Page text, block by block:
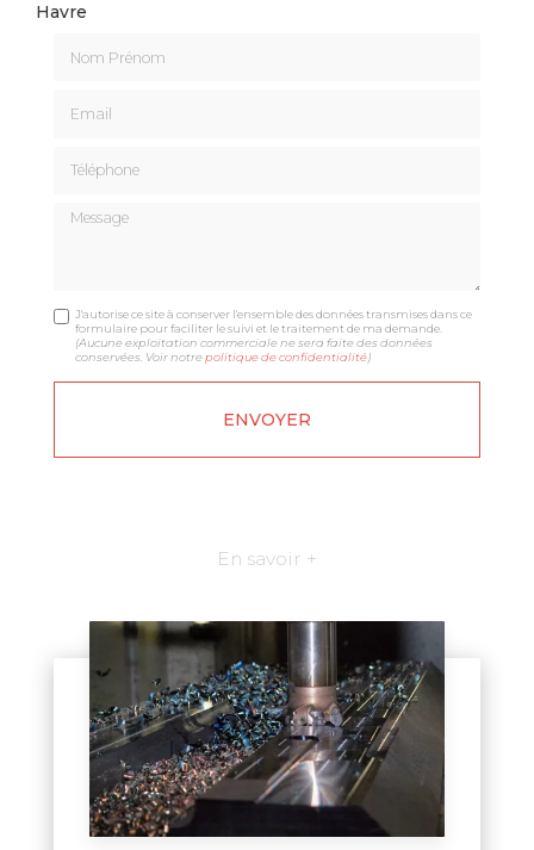
Havre
Message
J'autorise ce site à conserver l'ensemble des données transmises dans ce
formulaire pour faciliter le suivi et le traitement de ma demande.
(Aucune exploitation commerciale ne sera faite des données
conservées. Voir notrepolitique de confidentialité)
En savoir +